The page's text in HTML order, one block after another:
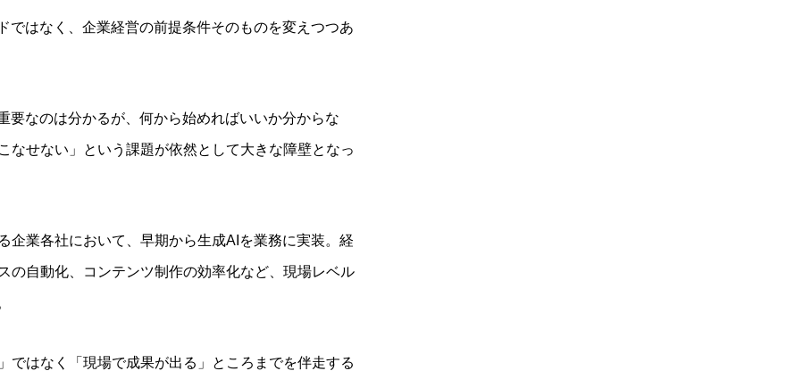
ではなく、企業経営の前提条件そのものを変えつつあ
要なのは分かるが、何から始めればいいか分からな
なせない」という課題が依然として大きな障壁となっ
企業各社において、早期から生成AIを業務に実装。経
の自動化、コンテンツ制作の効率化など、現場レベル
ではなく「現場で成果が出る」ところまでを伴走する